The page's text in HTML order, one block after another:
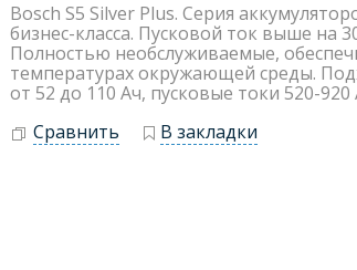
Bosch S5 Silver Plus. Серия
бизнес-класса. Пусковой ток выше на
Полностью необслуживаемые,
температурах окружающей среды.
от 52 до 110 Ач, пусковые токи 520-920
Сравнить
В закладки